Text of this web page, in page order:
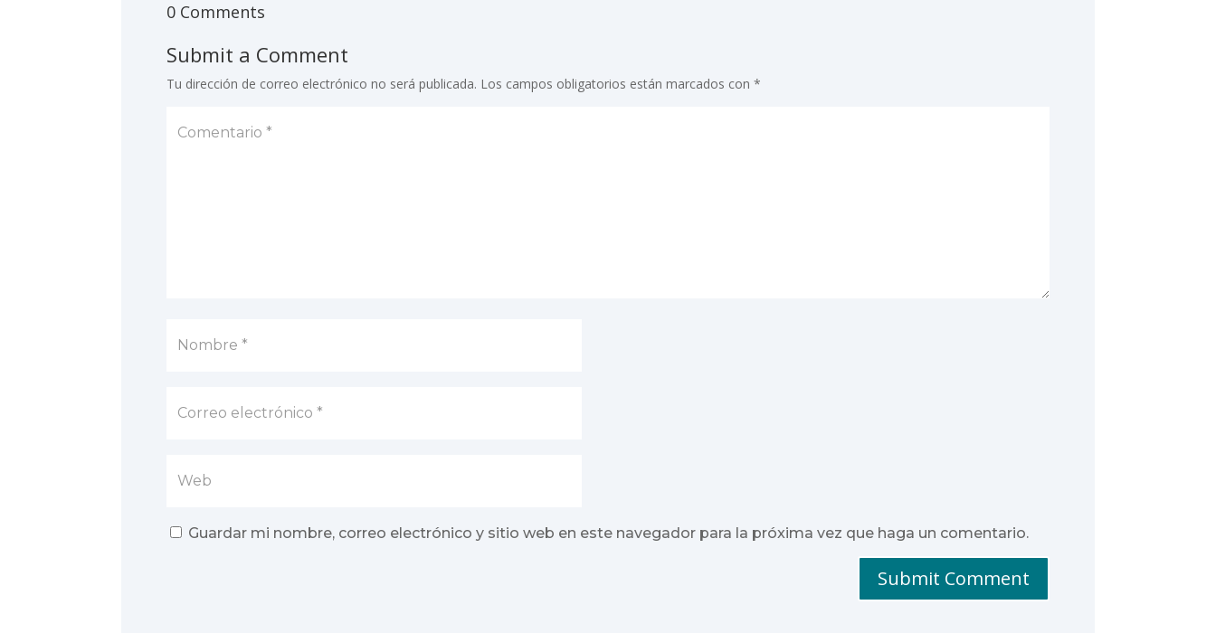
0 Comments
Submit a Comment
Tu dirección de correo electrónico no será publicada. Los campos obligatorios están marcados con*
Guardar mi nombre, correo electrónico y sitio web en este navegador para la próxima vez que haga un comentario.
Submit Comment